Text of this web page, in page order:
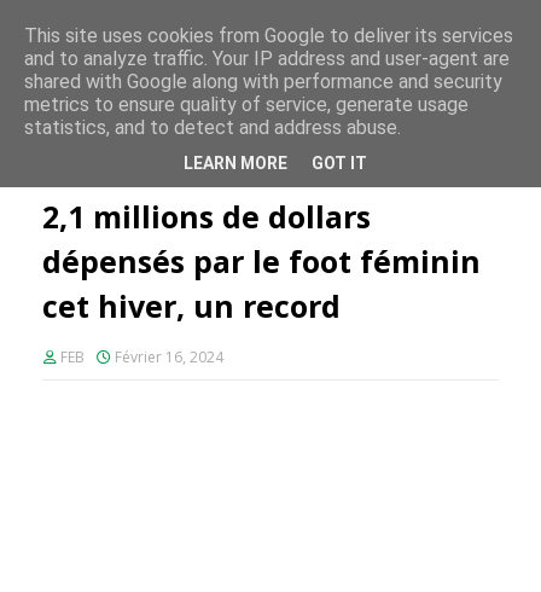
FE PLUS
foot féminin cet hiver, un record
2,1 millions de dollars
dépensés par le foot féminin
cet hiver, un record
FEB Février 16, 2024
This site uses cookies from Google to deliver its services
and to analyze traffic. Your IP address and user-agent are
shared with Google along with performance and security
metrics to ensure quality of service, generate usage
statistics, and to detect and address abuse.
LEARN MORE GOT IT